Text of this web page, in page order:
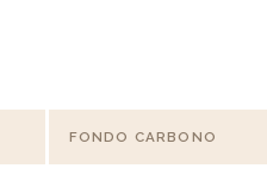
FONDO CARBONO